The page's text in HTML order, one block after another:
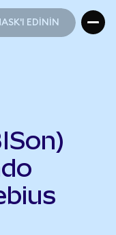
EDİNİN